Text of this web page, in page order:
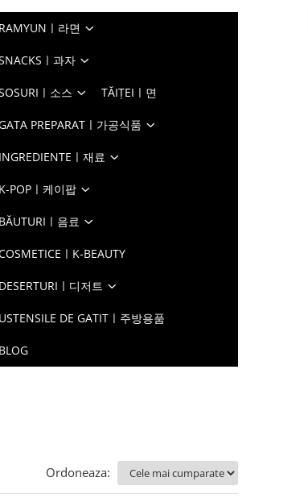
RAMYUNㅣ라면
ㅣ과자
ㅣ소스 TĂIȚEIㅣ면
PREPARATㅣ가공식품
INGREDIENTEㅣ재료
K-POPㅣ케이팝
BĂUTURIㅣ음료
ㅣK-BEAUTY
DESERTURIㅣ디저트
USTENSILE DE GATITㅣ주방용품
BLOG
Ordoneaza: